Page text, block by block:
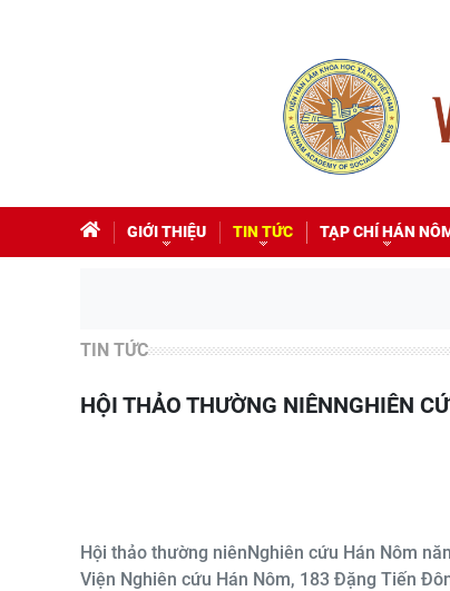
GIỚI THIỆU TIN TỨC TẠP CHÍ HÁN
TIN TỨC
HỘI THẢO THƯỜNG NIÊNNGHIÊN
Hội thảo thường niênNghiên cứu Hán Nôm
Viện Nghiên cứu Hán Nôm, 183 Đặng Tiến